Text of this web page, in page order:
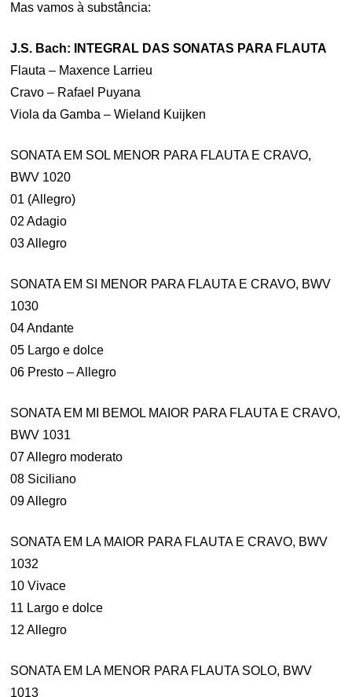
Mas vamos à substância:
J.S. Bach: INTEGRAL DAS SONATAS PARA FLAUTA
Flauta – Maxence Larrieu
Cravo – Rafael Puyana
Viola da Gamba – Wieland Kuijken
SONATA EM SOL MENOR PARA FLAUTA E CRAVO,
BWV 1020
01 (Allegro)
02 Adagio
03 Allegro
SONATA EM SI MENOR PARA FLAUTA E CRAVO, BWV
1030
04 Andante
05 Largo e dolce
06 Presto – Allegro
SONATA EM MI BEMOL MAIOR PARA FLAUTA E CRAVO,
BWV 1031
07 Allegro moderato
08 Siciliano
09 Allegro
SONATA EM LA MAIOR PARA FLAUTA E CRAVO, BWV
1032
10 Vivace
11 Largo e dolce
12 Allegro
SONATA EM LA MENOR PARA FLAUTA SOLO, BWV
1013